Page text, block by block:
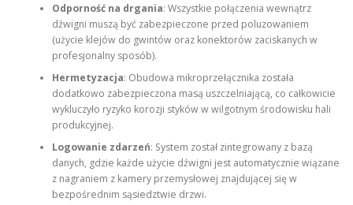
Odporność na drgania: Wszystkie połączenia wewnątrz
dźwigni muszą być zabezpieczone przed poluzowaniem
(użycie klejów do gwintów oraz konektorów zaciskanych w
profesjonalny sposób).
Hermetyzacja: Obudowa mikroprzełącznika została
dodatkowo zabezpieczona masą uszczelniającą, co całkowicie
wykluczyło ryzyko korozji styków w wilgotnym środowisku hali
produkcyjnej.
Logowanie zdarzeń: System został zintegrowany z bazą
danych, gdzie każde użycie dźwigni jest automatycznie wiązane
z nagraniem z kamery przemysłowej znajdującej się w
bezpośrednim sąsiedztwie drzwi.